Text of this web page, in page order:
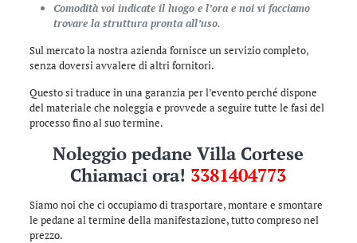
Comodità voi indicate il luogo e l’ora e noi vi facciamo
trovare la struttura pronta all’uso.
Sul mercato la nostra azienda fornisce un servizio completo,
senza doversi avvalere di altri fornitori.
Questo si traduce in una garanzia per l’evento perché dispone
del materiale che noleggia e provvede a seguire tutte le fasi del
processo fino al suo termine.
Noleggio pedane Villa Cortese
Chiamaci ora! 3381404773
Siamo noi che ci occupiamo di trasportare, montare e smontare
le pedane al termine della manifestazione, tutto compreso nel
prezzo.